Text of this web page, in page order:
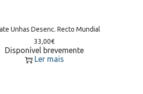
Unhas Desenc. Recto Mundial
33,00€
Disponível brevemente
Ler mais